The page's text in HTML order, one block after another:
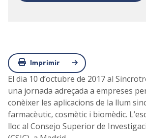
Imprimir
El dia 10 d’octubre de 2017 al
una jornada adreçada a empreses
conèixer les aplicacions de la llum
farmacèutic, cosmètic i biomèdic.
lloc al Consejo Superior de